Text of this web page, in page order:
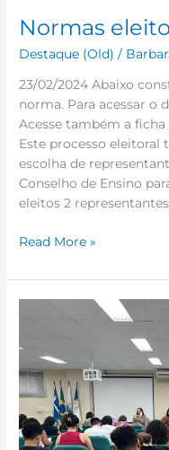
Normas
Destaque (Old) /
23/02/2024 Abaixo
norma. Para acessar o
Acesse também a ficha
Este processo eleitoral
escolha de
Conselho de Ensino
eleitos 2
Read More »
Residência
Integrada
Multiprofissional
em
Atenção
Básica